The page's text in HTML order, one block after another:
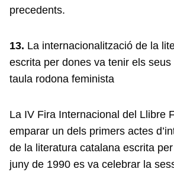
precedents.
13. La internacionalització de la
escrita per dones va tenir els
taula rodona feminista
La IV Fira Internacional del Llibre
emparar un dels primers actes
de la literatura catalana escrita
juny de 1990 es va celebrar la